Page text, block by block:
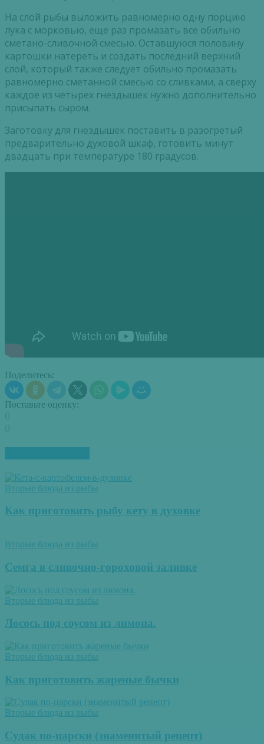
На слой рыбы выложить равномерно одну порцию
лука с морковью, еще раз промазать все обильно
сметано-сливочной смесью. Оставшуюся половину
картошки натереть и создать последний верхний
слой, который также следует обильно промазать
равномерно сметанной смесью со сливками, а сверху
каждое из четырех гнездышек нужно дополнительно
присыпать сыром.
Заготовку для гнездышек поставить в разогретый
предварительно духовой шкаф, готовить минут
двадцать при температуре 180 градусов.
Поделитесь:
Поставьте оценку:
Вторые блюда из рыбы
Как приготовить рыбу кету в духовке
Вторые блюда из рыбы
Семга в сливочно-гороховой заливке
Вторые блюда из рыбы
Лосось под соусом из лимона.
Вторые блюда из рыбы
Как приготовить жареные бычки
Вторые блюда из рыбы
Судак по-царски (знаменитый рецепт)